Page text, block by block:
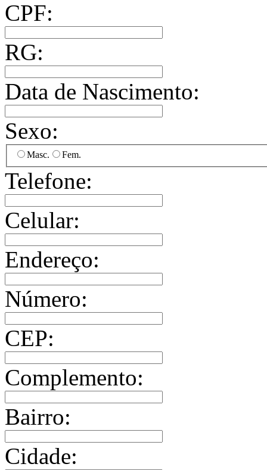
CPF:
RG:
Data de Nascimento:
Sexo:
Masc. Fem.
Telefone:
Celular:
Endereço:
Número:
CEP:
Complemento:
Bairro:
Cidade: